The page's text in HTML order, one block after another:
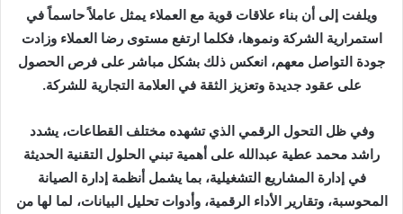
ويلفت إلى أن بناء علاقات قوية مع العملاء يمثل عاملاً حاسماً في
استمرارية الشركة ونموها، فكلما ارتفع مستوى رضا العملاء وزادت
جودة التواصل معهم، انعكس ذلك بشكل مباشر على فرص الحصول
على عقود جديدة وتعزيز الثقة في العلامة التجارية للشركة.
وفي ظل التحول الرقمي الذي تشهده مختلف القطاعات، يشدد
راشد محمد عطية عبدالله على أهمية تبني الحلول التقنية الحديثة
في إدارة المشاريع التشغيلية، بما يشمل أنظمة إدارة الصيانة
المحوسبة، وتقارير الأداء الرقمية، وأدوات تحليل البيانات، لما لها من